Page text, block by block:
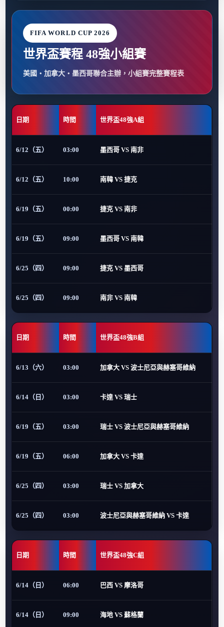
FIFA WORLD CUP 2026
世界盃賽程 48強小組賽
美國・加拿大・墨西哥聯合主辦，小組賽完整賽程表
日期 時間 世界盃48強A組
6/12（五） 03:00 墨西哥 VS 南非
6/12（五） 10:00 南韓 VS 捷克
6/19（五） 00:00 捷克 VS 南非
6/19（五） 09:00 墨西哥 VS 南韓
6/25（四） 09:00 捷克 VS 墨西哥
6/25（四） 09:00 南非 VS 南韓
日期 時間 世界盃48強B組
6/13（六） 03:00 加拿大 VS 波士尼亞與赫塞哥維納
6/14（日） 03:00 卡達 VS 瑞士
6/19（五） 03:00 瑞士 VS 波士尼亞與赫塞哥維納
6/19（五） 06:00 加拿大 VS 卡達
6/25（四） 03:00 瑞士 VS 加拿大
6/25（四） 03:00 波士尼亞與赫塞哥維納 VS 卡達
日期 時間 世界盃48強C組
6/14（日） 06:00 巴西 VS 摩洛哥
6/14（日） 09:00 海地 VS 蘇格蘭